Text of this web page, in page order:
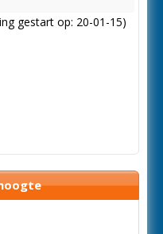
gestart op: 20-01-15)